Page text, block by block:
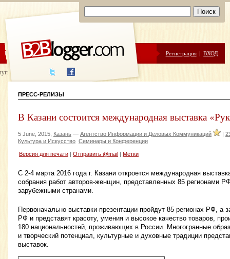
ЦЕНЫ ПОМОЩЬ Регистрация | ВХОД
написания
ПРЕСС-РЕЛИЗЫ
В Казани состоится международная выставка
5 June, 2015, Казань — Агентство Информации и Деловых Коммуникаций |
Культура и Искусство Семинары и Конференции
Версия для печати Отправить @mail Метки
С 2-4 марта 2016 года г. Казани откроется международная
собрания работ авторов-женщин, представленных 85 регионами
зарубежными странами.
Первоначально выставки-презентации пройдут 85 регионах РФ, а
РФ и представят красоту, умения и высокое качество товаров,
180 национальностей, проживающих в России. Многогранные
и творческий потенциал, культурные и духовные традиции
выставок.